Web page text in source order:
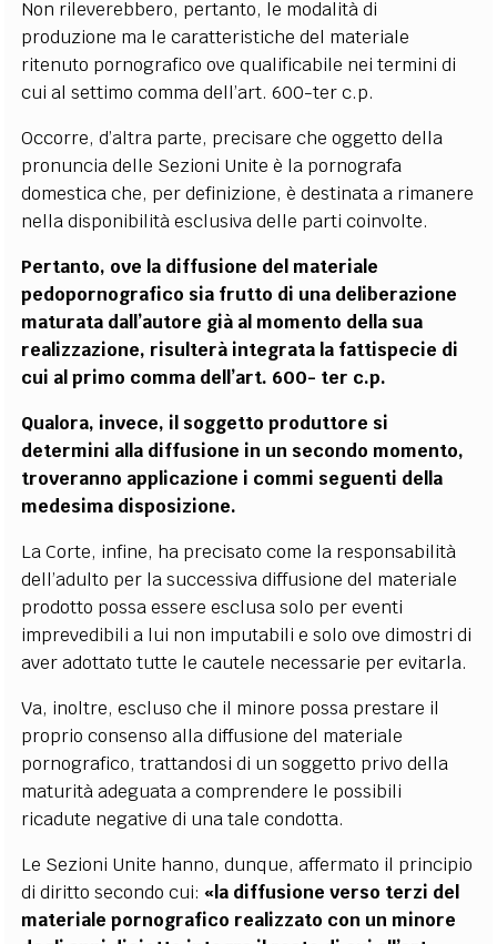
Non rileverebbero, pertanto, le modalità di
produzione ma le caratteristiche del materiale
ritenuto pornografico ove qualificabile nei termini di
cui al settimo comma dell’art. 600-ter c.p.
Occorre, d’altra parte, precisare che oggetto della
pronuncia delle Sezioni Unite è la pornografa
domestica che, per definizione, è destinata a rimanere
nella disponibilità esclusiva delle parti coinvolte.
Pertanto, ove la diffusione del materiale
pedopornografico sia frutto di una deliberazione
maturata dall’autore già al momento della sua
realizzazione, risulterà integrata la fattispecie di
cui al primo comma dell’art. 600- ter c.p.
Qualora, invece, il soggetto produttore si
determini alla diffusione in un secondo momento,
troveranno applicazione i commi seguenti della
medesima disposizione.
La Corte, infine, ha precisato come la responsabilità
dell’adulto per la successiva diffusione del materiale
prodotto possa essere esclusa solo per eventi
imprevedibili a lui non imputabili e solo ove dimostri di
aver adottato tutte le cautele necessarie per evitarla.
Va, inoltre, escluso che il minore possa prestare il
proprio consenso alla diffusione del materiale
pornografico, trattandosi di un soggetto privo della
maturità adeguata a comprendere le possibili
ricadute negative di una tale condotta.
Le Sezioni Unite hanno, dunque, affermato il principio
di diritto secondo cui:«la diffusione verso terzi del
materiale pornografico realizzato con un minore